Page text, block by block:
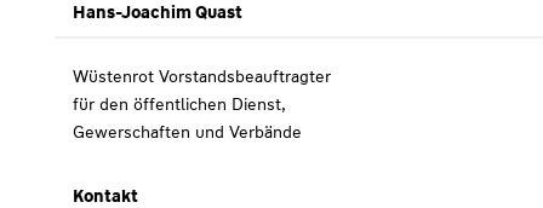
Hans-Joachim Quast
Wüstenrot Vorstandsbeauftragter
für den öffentlichen Dienst,
Gewerschaften und Verbände
Kontakt